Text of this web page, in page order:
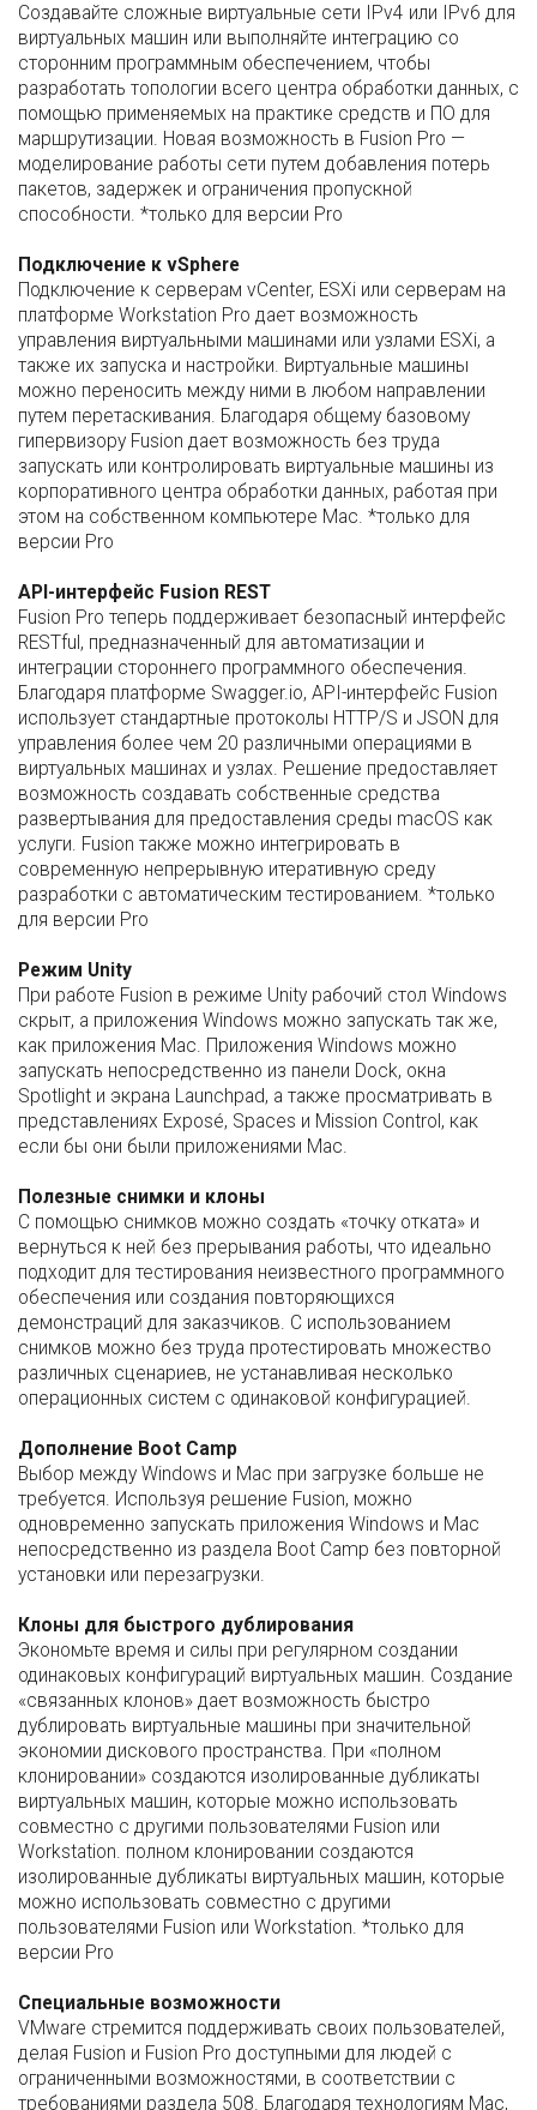
Создавайте сложные виртуальные сети IPv4 или IPv6 для
виртуальных машин или выполняйте интеграцию со
сторонним программным обеспечением, чтобы
разработать топологии всего центра обработки данных, с
помощью применяемых на практике средств и ПО для
маршрутизации. Новая возможность в Fusion Pro —
моделирование работы сети путем добавления потерь
пакетов, задержек и ограничения пропускной
способности. *только для версии Pro
Подключение к vSphere
Подключение к серверам vCenter, ESXi или серверам на
платформе Workstation Pro дает возможность
управления виртуальными машинами или узлами ESXi, а
также их запуска и настройки. Виртуальные машины
можно переносить между ними в любом направлении
путем перетаскивания. Благодаря общему базовому
гипервизору Fusion дает возможность без труда
запускать или контролировать виртуальные машины из
корпоративного центра обработки данных, работая при
этом на собственном компьютере Mac. *только для
версии Pro
API-интерфейс Fusion REST
Fusion Pro теперь поддерживает безопасный интерфейс
RESTful, предназначенный для автоматизации и
интеграции стороннего программного обеспечения.
Благодаря платформе Swagger.io, API-интерфейс Fusion
использует стандартные протоколы HTTP/S и JSON для
управления более чем 20 различными операциями в
виртуальных машинах и узлах. Решение предоставляет
возможность создавать собственные средства
развертывания для предоставления среды macOS как
услуги. Fusion также можно интегрировать в
современную непрерывную итеративную среду
разработки с автоматическим тестированием. *только
для версии Pro
Режим Unity
При работе Fusion в режиме Unity рабочий стол Windows
скрыт, а приложения Windows можно запускать так же,
как приложения Mac. Приложения Windows можно
запускать непосредственно из панели Dock, окна
Spotlight и экрана Launchpad, а также просматривать в
представлениях Exposé, Spaces и Mission Control, как
если бы они были приложениями Mac.
Полезные снимки и клоны
С помощью снимков можно создать «точку отката» и
вернуться к ней без прерывания работы, что идеально
подходит для тестирования неизвестного программного
обеспечения или создания повторяющихся
демонстраций для заказчиков. С использованием
снимков можно без труда протестировать множество
различных сценариев, не устанавливая несколько
операционных систем с одинаковой конфигурацией.
Дополнение Boot Camp
Выбор между Windows и Mac при загрузке больше не
требуется. Используя решение Fusion, можно
одновременно запускать приложения Windows и Mac
непосредственно из раздела Boot Camp без повторной
установки или перезагрузки.
Клоны для быстрого дублирования
Экономьте время и силы при регулярном создании
одинаковых конфигураций виртуальных машин. Создание
«связанных клонов» дает возможность быстро
дублировать виртуальные машины при значительной
экономии дискового пространства. При «полном
клонировании» создаются изолированные дубликаты
виртуальных машин, которые можно использовать
совместно с другими пользователями Fusion или
Workstation. полном клонировании создаются
изолированные дубликаты виртуальных машин, которые
можно использовать совместно с другими
пользователями Fusion или Workstation. *только для
версии Pro
Специальные возможности
VMware стремится поддерживать своих пользователей,
делая Fusion и Fusion Pro доступными для людей с
ограниченными возможностями, в соответствии с
требованиями раздела 508. Благодаря технологиям Mac,